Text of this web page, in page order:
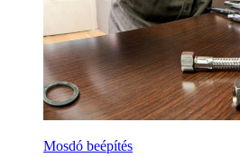
Mosdó beépítés